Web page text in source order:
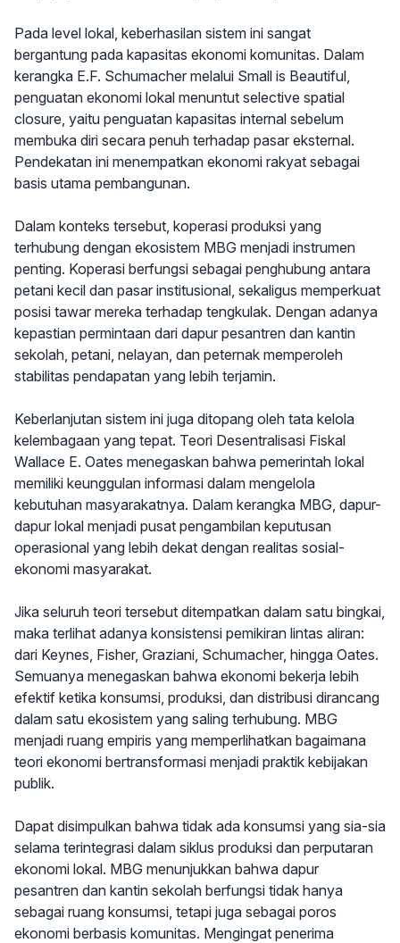
Pada level lokal, keberhasilan sistem ini sangat
bergantung pada kapasitas ekonomi komunitas. Dalam
kerangka E.F. Schumacher melalui Small is Beautiful,
penguatan ekonomi lokal menuntut selective spatial
closure, yaitu penguatan kapasitas internal sebelum
membuka diri secara penuh terhadap pasar eksternal.
Pendekatan ini menempatkan ekonomi rakyat sebagai
basis utama pembangunan.
Dalam konteks tersebut, koperasi produksi yang
terhubung dengan ekosistem MBG menjadi instrumen
penting. Koperasi berfungsi sebagai penghubung antara
petani kecil dan pasar institusional, sekaligus memperkuat
posisi tawar mereka terhadap tengkulak. Dengan adanya
kepastian permintaan dari dapur pesantren dan kantin
sekolah, petani, nelayan, dan peternak memperoleh
stabilitas pendapatan yang lebih terjamin.
Keberlanjutan sistem ini juga ditopang oleh tata kelola
kelembagaan yang tepat. Teori Desentralisasi Fiskal
Wallace E. Oates menegaskan bahwa pemerintah lokal
memiliki keunggulan informasi dalam mengelola
kebutuhan masyarakatnya. Dalam kerangka MBG, dapur-
dapur lokal menjadi pusat pengambilan keputusan
operasional yang lebih dekat dengan realitas sosial-
ekonomi masyarakat.
Jika seluruh teori tersebut ditempatkan dalam satu bingkai,
maka terlihat adanya konsistensi pemikiran lintas aliran:
dari Keynes, Fisher, Graziani, Schumacher, hingga Oates.
Semuanya menegaskan bahwa ekonomi bekerja lebih
efektif ketika konsumsi, produksi, dan distribusi dirancang
dalam satu ekosistem yang saling terhubung. MBG
menjadi ruang empiris yang memperlihatkan bagaimana
teori ekonomi bertransformasi menjadi praktik kebijakan
publik.
Dapat disimpulkan bahwa tidak ada konsumsi yang sia-sia
selama terintegrasi dalam siklus produksi dan perputaran
ekonomi lokal. MBG menunjukkan bahwa dapur
pesantren dan kantin sekolah berfungsi tidak hanya
sebagai ruang konsumsi, tetapi juga sebagai poros
ekonomi berbasis komunitas. Mengingat penerima